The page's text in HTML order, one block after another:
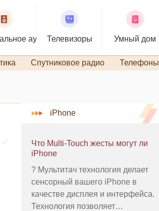
аудиоТелевизоры Умный дом
Спутниковое радио Телефоны
iPhone
Что Multi-Touch жесты могут ли
iPhone
? Мультитач технология делает
сенсорный вашего iPhone в
качестве дисплея и интерфейса.
Технология позволяет